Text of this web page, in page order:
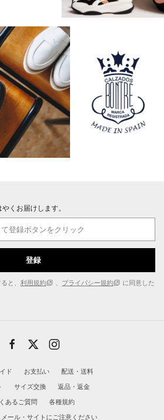
くお届けします。
登録
と、 利用規約 プライバシー規約
に同意した
ド お支払い
配送・送料
サイズ交換
返品・返金
あるご質問
各種規約
ール・サイトにご注意ください